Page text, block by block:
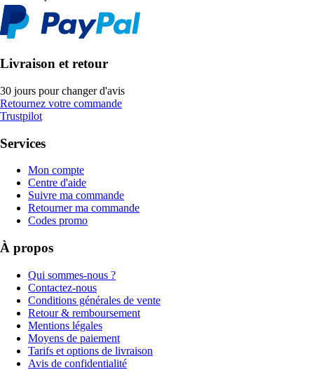
Livraison et retour
30 jours pour changer d'avis
Retournez votre commande
Trustpilot
Services
Mon compte
Centre d'aide
Suivre ma commande
Retourner ma commande
Codes promo
À propos
Qui sommes-nous ?
Contactez-nous
Conditions générales de vente
Retour & remboursement
Mentions légales
Moyens de paiement
Tarifs et options de livraison
Avis de confidentialité